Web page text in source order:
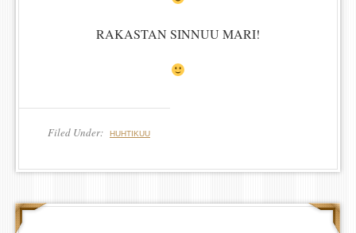
RAKASTAN SINNUU MARI!
Filed Under: HUHTIKUU